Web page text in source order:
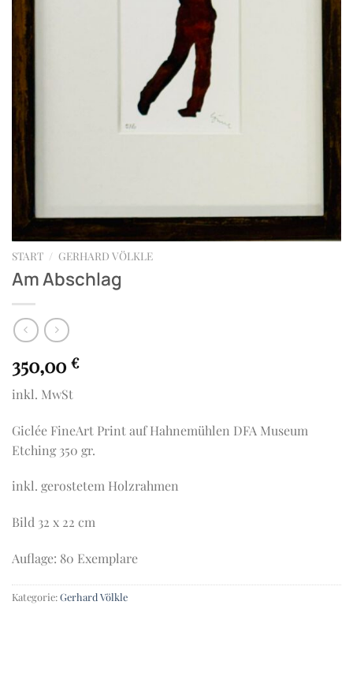
START / GERHARD VÖLKLE
Am Abschlag
350,00 €
inkl. MwSt
Giclée FineArt Print auf Hahnemühlen DFA Museum
Etching 350 gr.
inkl. gerostetem Holzrahmen
Bild 32 x 22 cm
Auflage: 80 Exemplare
Kategorie:Gerhard Völkle